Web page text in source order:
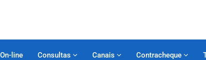
line Consultas Canais Contracheque